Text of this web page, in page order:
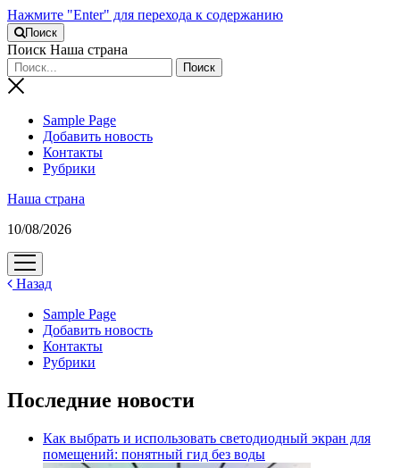
Нажмите "Enter" для перехода к содержанию
Поиск
Поиск Наша страна
Sample Page
Добавить новость
Контакты
Рубрики
Наша страна
10/08/2026
открыть
меню
Назад
Sample Page
Добавить новость
Контакты
Рубрики
Последние новости
Как выбрать и использовать светодиодный экран для
помещений: понятный гид без воды